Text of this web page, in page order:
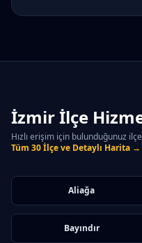
İzmir İlçe
Hızlı erişim için bulunduğunuz
Tüm 30 İlçe ve Detaylı Harita →
Aliağa
Bayındır